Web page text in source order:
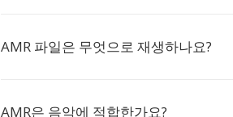
AMR 파일은 무엇으로 재생하나요?
AMR은 음악에 적합한가요?